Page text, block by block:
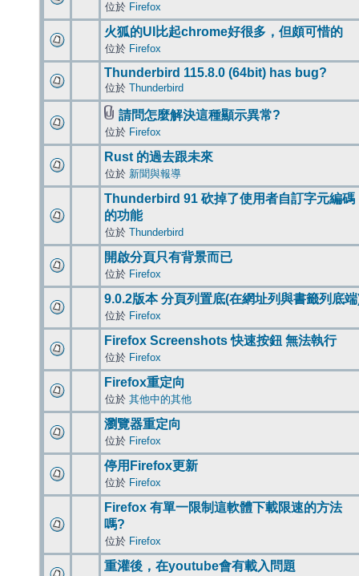
位於 Firefox
火狐的UI比起chrome好很多，但頗可惜的
位於 Firefox
Thunderbird 115.8.0 (64bit) has bug?
位於 Thunderbird
請問怎麼解決這種顯示異常?
位於 Firefox
Rust 的過去跟未來
位於 新聞與報導
Thunderbird 91 砍掉了使用者自訂字元編碼
的功能
位於 Thunderbird
開啟分頁只有背景而已
位於 Firefox
9.0.2版本 分頁列置底(在網址列與書籤列底
位於 Firefox
Firefox Screenshots 快速按鈕 無法執行
位於 Firefox
Firefox重定向
位於 其他中的其他
瀏覽器重定向
位於 Firefox
停用Firefox更新
位於 Firefox
Firefox 有單一限制這軟體下載限速的方法
嗎?
位於 Firefox
重灌後，在youtube會有載入問題